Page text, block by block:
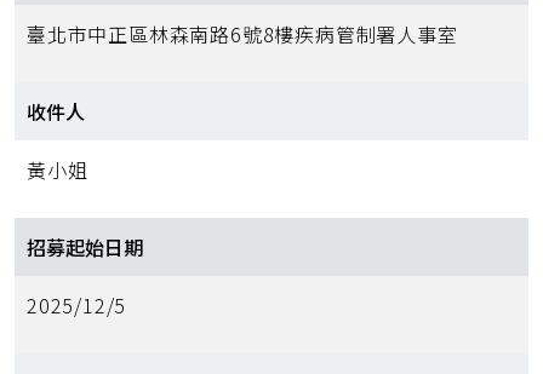
臺北市中正區林森南路6號8樓疾病管制署人事室
收件人
黃小姐
招募起始日期
2025/12/5